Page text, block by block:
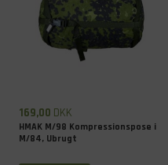
169,00 DKK
HMAK M/98 Kompressionspose i
M/84, Ubrugt